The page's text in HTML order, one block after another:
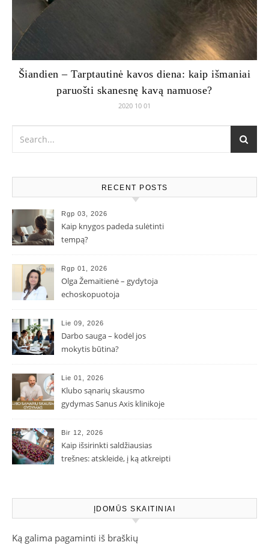
Šiandien – Tarptautinė kavos diena: kaip išmaniai
paruošti skanesnę kavą namuose?
2020 10 01
RECENT POSTS
Rgp 03, 2026
Kaip knygos padeda sulėtinti
tempą?
Rgp 01, 2026
Olga Žemaitienė – gydytoja
echoskopuotoja
Lie 09, 2026
Darbo sauga – kodėl jos
mokytis būtina?
Lie 01, 2026
Klubo sąnarių skausmo
gydymas Sanus Axis klinikoje
Bir 12, 2026
Kaip išsirinkti saldžiausias
trešnes: atskleidė, į ką atkreipti
ĮDOMŪS SKAITINIAI
Ką galima pagaminti iš braškių